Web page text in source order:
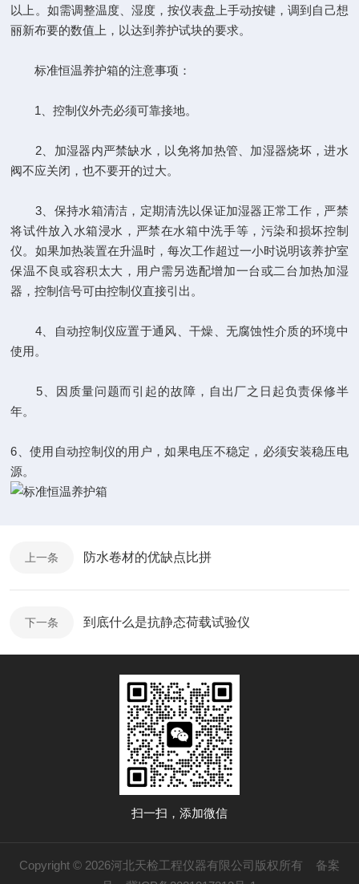
以上。如需调整温度、湿度，按仪表盘上手动按键，调到自己想
丽新布要的数值上，以达到养护试块的要求。
标准恒温养护箱的注意事项：
1、控制仪外壳必须可靠接地。
2、加湿器内严禁缺水，以免将加热管、加湿器烧坏，进水
阀不应关闭，也不要开的过大。
3、保持水箱清洁，定期清洗以保证加湿器正常工作，严禁
将试件放入水箱浸水，严禁在水箱中洗手等，污染和损坏控制
仪。如果加热装置在升温时，每次工作超过一小时说明该养护室
保温不良或容积太大，用户需另选配增加一台或二台加热加湿
器，控制信号可由控制仪直接引出。
4、自动控制仪应置于通风、干燥、无腐蚀性介质的环境中
使用。
5、因质量问题而引起的故障，自出厂之日起负责保修半
年。
6、使用自动控制仪的用户，如果电压不稳定，必须安装稳压电
源。
上一条 防水卷材的优缺点比拼
下一条 到底什么是抗静态荷载试验仪
扫一扫，添加微信
Copyright © 2026河北天检工程仪器有限公司版权所有 备案